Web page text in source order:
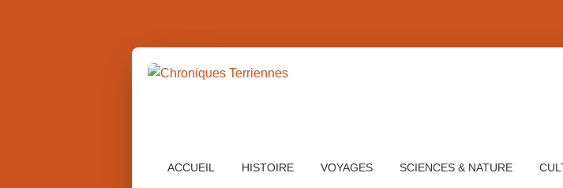
ACCUEIL HISTOIRE VOYAGES SCIENCES & NATURE